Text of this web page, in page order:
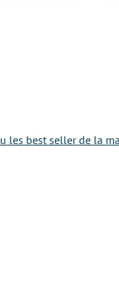
les best seller de la